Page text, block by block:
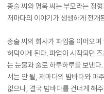
종술 씨와 명옥 씨는 부모라는 정
저마다의 이야기가 생생하게 전개
종술 씨의 회사가 파업을 이어오
허덕이게 된다. 파업이 시작되던
는 눈물과 술로 하루하루를 보낸
서는 안 될, 저마다의 밤바다와 마
없으나, 결국 밤바다를 건너게 해